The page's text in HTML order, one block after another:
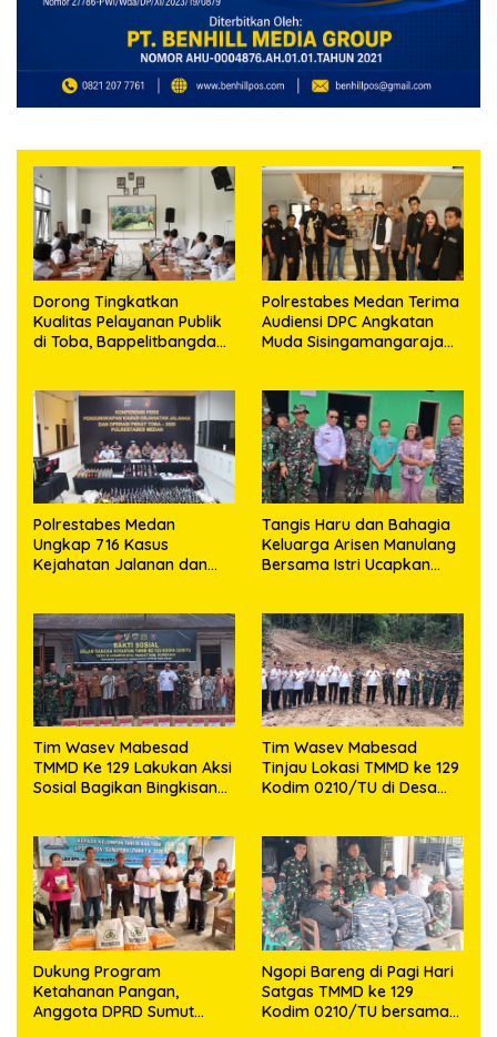
Dorong Tingkatkan
Kualitas Pelayanan Publik
di Toba, Bappelitbangda
Polrestabes Medan Terima
Audiensi DPC Angkatan
Muda Sisingamangaraja
Polrestabes Medan
Ungkap 716 Kasus
Kejahatan Jalanan dan
Diamankan
Tangis Haru dan Bahagia
Keluarga Arisen Manulang
Bersama Istri Ucapkan
Semakin Jaya
Tim Wasev Mabesad
TMMD Ke 129 Lakukan Aksi
Sosial Bagikan Bingkisan
Tim Wasev Mabesad
Tinjau Lokasi TMMD ke 129
Kodim 0210/TU di Desa
Dukung Program
Ketahanan Pangan,
Anggota DPRD Sumut
Ngopi Bareng di Pagi Hari
Satgas TMMD ke 129
Kodim 0210/TU bersama